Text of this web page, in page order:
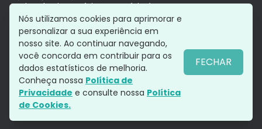
Aqui, tudo vira notícia e a notícia é no tempo presente,
com a credibilidade do Grupo Aratu.
Grupo Aratu
Política de privacidade
Siga-nos
Nós utilizamos cookies para aprimorar e
personalizar a sua experiência em
nosso site. Ao continuar navegando,
você concorda em contribuir para os
dados estatísticos de melhoria.
Conheça nossa Política de
Privacidade e consulte nossa Política
de Cookies.
FECHAR